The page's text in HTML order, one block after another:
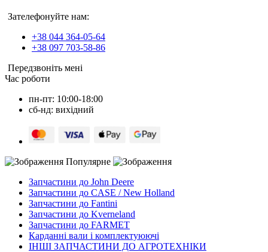
Зателефонуйте нам:
+38 044 364-05-64
+38 097 703-58-86
Передзвоніть мені
Час роботи
пн-пт: 10:00-18:00
сб-нд: вихідний
Популярне
Запчастини до John Deere
Запчастини до CASE / New Holland
Запчастини до Fantini
Запчастини до Kverneland
Запчастини до FARMET
Карданні вали і комплектуюючі
ІНШІ ЗАПЧАСТИНИ ДО АГРОТЕХНІКИ